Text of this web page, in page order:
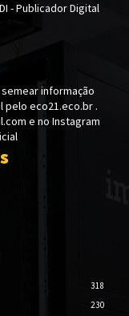
- Publicador Digital
informação
pelo eco21.eco.br .
e no Instagram
318
230